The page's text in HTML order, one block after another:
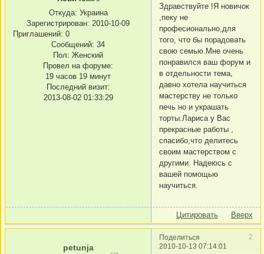
Откуда: Украина
Зарегистрирован: 2010-10-09
Приглашений: 0
Сообщений: 34
Пол: Женский
Провел на форуме:
19 часов 19 минут
Последний визит:
2013-08-02 01:33:29
Здравствуйте !Я новичок
,пеку не
професионально,для
того, что бы порадовать
свою семью.Мне очень
понравился ваш форум и
в отдельности тема,
давно хотела научиться
мастерству не только
печь но и украшать
торты.Лариса у Вас
прекрасные работы ,
спасибо,что делитесь
своим мастерством с
другими. Надеюсь с
вашей помощью
научиться.
Цитировать Вверх
Поделиться
2
2010-10-13 07:14:01
petunja